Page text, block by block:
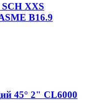
XXS
B16.9
45° 2" CL6000